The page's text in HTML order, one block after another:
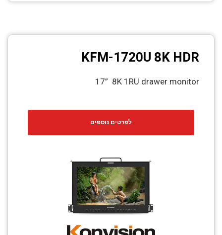
KFM-1720U 8K HDR
17” 8K 1RU drawer monitor
לפרטים נוספים